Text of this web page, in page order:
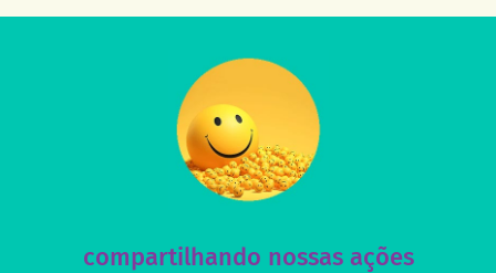
compartilhando nossas ações
Acesse nossas redes sociais e nos ajude compartilhando
nossos posts e nosso site!
acesse nosso instagram